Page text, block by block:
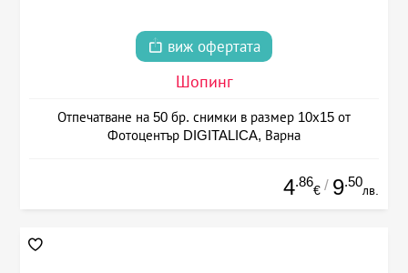
виж офертата
Шопинг
Отпечатване на 50 бр. снимки в размер 10х15 от
Фотоцентър DIGITALICA, Варна
4.86
€ / 9.50
лв.